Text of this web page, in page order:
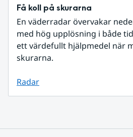
Få koll på skurarna
En väderradar övervakar
med hög upplösning i både
ett värdefullt hjälpmedel när
skurarna.
Radar